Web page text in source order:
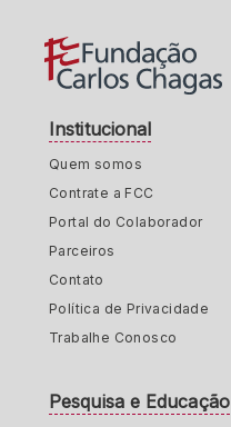
Institucional
Quem somos
Contrate a FCC
Portal do Colaborador
Parceiros
Contato
Política de Privacidade
Trabalhe Conosco
Pesquisa e Educação